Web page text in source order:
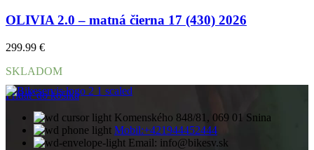
OLIVIA 2.0 – matná čierna 17 (430) 2026
299.99 €
SKLADOM
Pridať do košíka
Komenského 848/81, 069 01 Snina
Mobil:+421944452444
Email: info@bikesv.sk